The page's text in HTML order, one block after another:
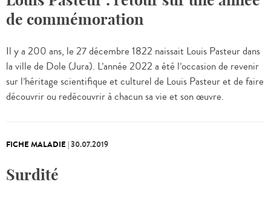
de commémoration
Il y a 200 ans, le 27 décembre 1822 naissait Louis Pasteur dans
la ville de Dole (Jura). L’année 2022 a été l’occasion de revenir
sur l’héritage scientifique et culturel de Louis Pasteur et de faire
découvrir ou redécouvrir à chacun sa vie et son œuvre.
FICHE MALADIE |30.07.2019
Surdité